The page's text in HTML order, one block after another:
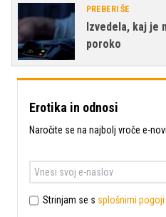
PREBERI ŠE
Izvedela, kaj je
poroko
Erotika in odnosi
Naročite se na najbolj vroče e-
Strinjam se s splošnimi pogoji